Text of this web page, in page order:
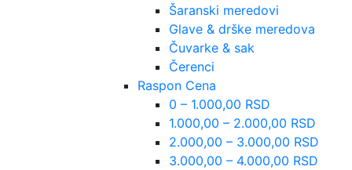
Šaranski meredovi
Glave & drške meredova
Čuvarke & sak
Čerenci
Raspon Cena
0 – 1.000,00 RSD
1.000,00 – 2.000,00 RSD
2.000,00 – 3.000,00 RSD
3.000,00 – 4.000,00 RSD